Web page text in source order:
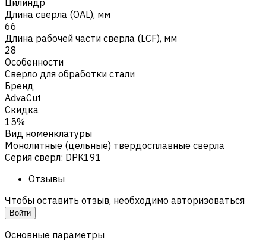
Длина сверла (OAL), мм
66
Длина рабочей части сверла (LCF), мм
28
Особенности
Сверло для обработки стали
Бренд
AdvaCut
Скидка
15%
Вид номенклатуры
Монолитные (цельные) твердосплавные сверла
Серия сверл: DPK191
Отзывы
Чтобы оставить отзыв, необходимо авторизоваться
Войти
Основные параметры